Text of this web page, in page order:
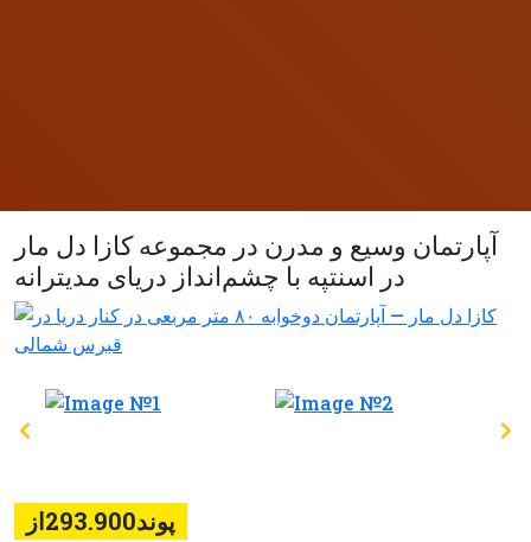
آپارتمان وسیع و مدرن در مجموعه کازا دل مار
در اسنتپه با چشم‌انداز دریای مدیترانه
پوند293.900از